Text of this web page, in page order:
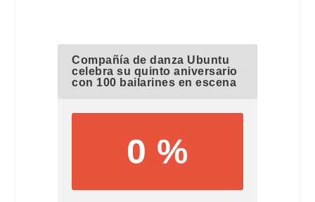
Compañía de danza Ubuntu
celebra su quinto aniversario
con 100 bailarines en escena
0 %